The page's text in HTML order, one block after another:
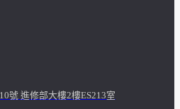
號 進修部大樓2樓ES213室